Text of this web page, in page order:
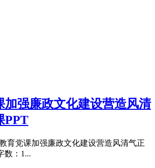
加强廉政文化建设营造风清
PPT
育党课加强廉政文化建设营造风清气正
数：1...